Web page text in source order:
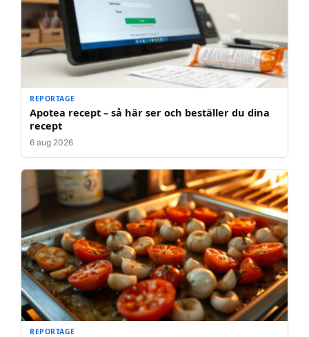
REPORTAGE
Apotea recept – så här ser och beställer du dina
recept
6 aug 2026
REPORTAGE